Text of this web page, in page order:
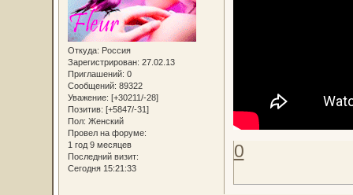
Откуда: Россия
Зарегистрирован: 27.02.13
Приглашений: 0
Сообщений: 89322
Уважение: [+30211/-28]
Позитив: [+5847/-31]
Пол: Женский
Провел на форуме:
1 год 9 месяцев
Последний визит:
Сегодня 15:21:33
0